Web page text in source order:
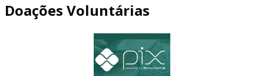
Doações Voluntárias